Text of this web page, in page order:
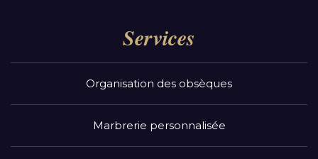
Services
Organisation des obsèques
Marbrerie personnalisée